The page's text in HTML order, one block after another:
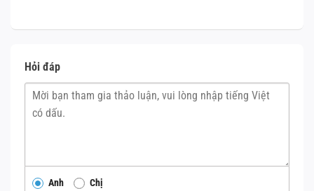
Hỏi đáp
Anh Chị